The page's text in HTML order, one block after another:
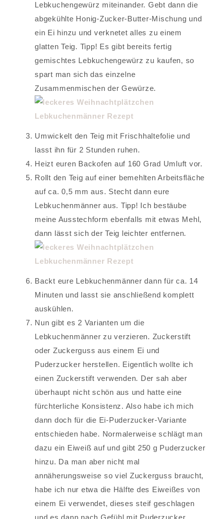
Lebkuchengewürz miteinander. Gebt dann die
abgekühlte Honig-Zucker-Butter-Mischung und
ein Ei hinzu und verknetet alles zu einem
glatten Teig. Tipp! Es gibt bereits fertig
gemischtes Lebkuchengewürz zu kaufen, so
spart man sich das einzelne
Zusammenmischen der Gewürze.
Umwickelt den Teig mit Frischhaltefolie und
lasst ihn für 2 Stunden ruhen.
Heizt euren Backofen auf 160 Grad Umluft vor.
Rollt den Teig auf einer bemehlten Arbeitsfläche
auf ca. 0,5 mm aus. Stecht dann eure
Lebkuchenmänner aus. Tipp! Ich bestäube
meine Ausstechform ebenfalls mit etwas Mehl,
dann lässt sich der Teig leichter entfernen.
Backt eure Lebkuchenmänner dann für ca. 14
Minuten und lasst sie anschließend komplett
auskühlen.
Nun gibt es 2 Varianten um die
Lebkuchenmänner zu verzieren. Zuckerstift
oder Zuckerguss aus einem Ei und
Puderzucker herstellen. Eigentlich wollte ich
einen Zuckerstift verwenden. Der sah aber
überhaupt nicht schön aus und hatte eine
fürchterliche Konsistenz. Also habe ich mich
dann doch für die Ei-Puderzucker-Variante
entschieden habe. Normalerweise schlägt man
dazu ein Eiweiß auf und gibt 250 g Puderzucker
hinzu. Da man aber nicht mal
annäherungsweise so viel Zuckerguss braucht,
habe ich nur etwa die Hälfte des Eiweißes von
einem Ei verwendet, dieses steif geschlagen
und es dann nach Gefühl mit Puderzucker